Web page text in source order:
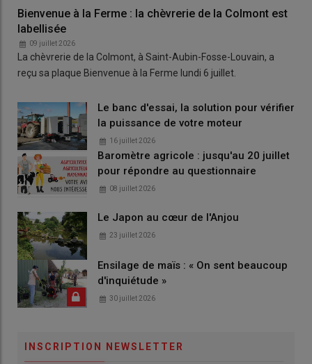
Bienvenue à la Ferme : la chèvrerie de la Colmont est
labellisée
09 juillet 2026
La chèvrerie de la Colmont, à Saint-Aubin-Fosse-Louvain, a
reçu sa plaque Bienvenue à la Ferme lundi 6 juillet.
Le banc d'essai, la solution pour vérifier
la puissance de votre moteur
16 juillet 2026
Baromètre agricole : jusqu'au 20 juillet
pour répondre au questionnaire
08 juillet 2026
Le Japon au cœur de l'Anjou
23 juillet 2026
Ensilage de maïs : « On sent beaucoup
d'inquiétude »
30 juillet 2026
INSCRIPTION NEWSLETTER